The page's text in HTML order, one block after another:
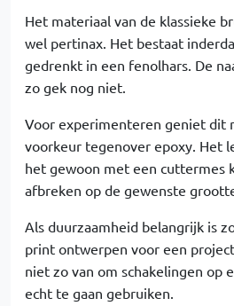
Het materiaal van de klassieke
wel pertinax. Het bestaat
gedrenkt in een fenolhars. De
zo gek nog niet.
Voor experimenteren geniet dit
voorkeur tegenover epoxy. Het
het gewoon met een cuttermes
afbreken op de gewenste
Als duurzaamheid belangrijk is
print ontwerpen voor een
niet zo van om schakelingen op
echt te gaan gebruiken.